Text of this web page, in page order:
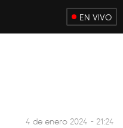
EN VIVO
4 de enero 2024 - 21:24